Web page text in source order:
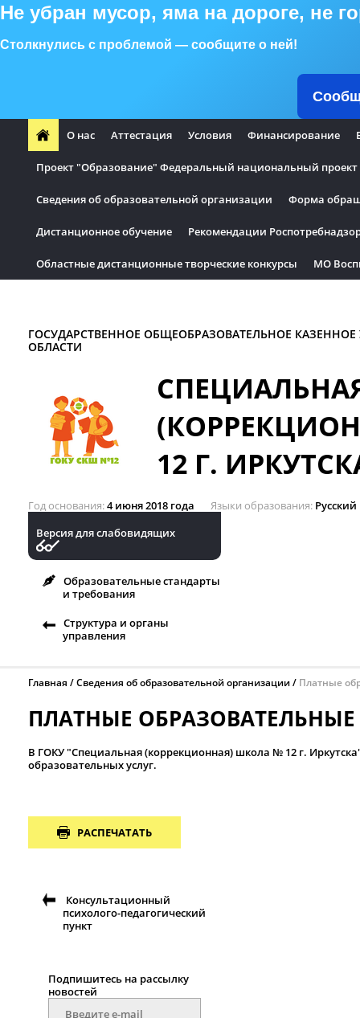
Не убран мусор, яма на дороге, не
Столкнулись с проблемой — сообщите о ней!
О нас Аттестация Условия Финансирование
Проект "Образование" Федеральный национальный проект
Сведения об образовательной организации Форма
Дистанционное обучение Рекомендации
Областные дистанционные творческие конкурсы МО
ГОСУДАРСТВЕННОЕ ОБЩЕОБРАЗОВАТЕЛЬНОЕ
ОБЛАСТИ
12 Г.
Год основания 4 июня 2018 года Языки образования Русский
Версия для слабовидящих
Образовательные стандарты
и требования
Структура и органы
управления
Главная Сведения об образовательной организации Платные
ПЛАТНЫЕ ОБРАЗОВАТЕЛЬНЫЕ
В ГОКУ "Специальная (коррекционная) школа № 12 г.
образовательных услуг.
РАСПЕЧАТАТЬ
Консультационный
психолого-педагогический
пункт
Подпишитесь на рассылку
новостей